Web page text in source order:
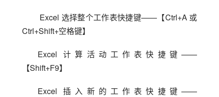
Ctrl+Shift+空格键】
Excel 计算活动工作表快捷键——
【Shift+F9】
Excel 插入新的工作表快捷键——